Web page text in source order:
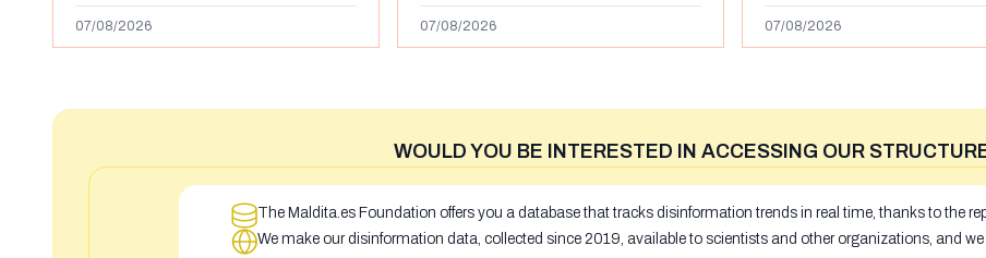
de 2024
07/08/2026
1.000 euros al día: es un timo
07/08/2026
y Ceuta
07/08/2026
WOULD YOU BE INTERESTED IN ACCESSING OUR
The Maldita.es Foundation offers you a database that tracks disinformation trends in real time, thanks to the
We make our disinformation data, collected since 2019, available to scientists and other organizations, and